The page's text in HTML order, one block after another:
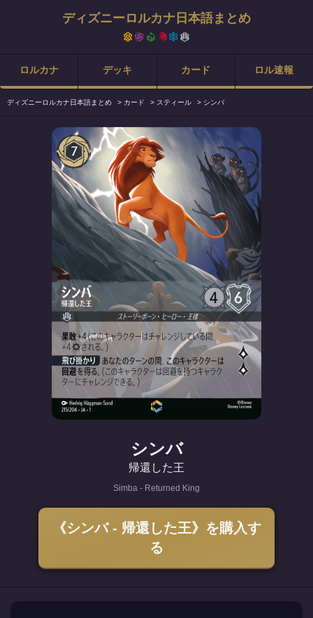
ディズニーロルカナ日本語まとめ
ロルカナ デッキ カード ロル速報
ディズニーロルカナ日本語まとめ > カード > スティール > シンバ
シンバ
帰還した王
Simba - Returned King
《シンバ - 帰還した王》を購入す
る